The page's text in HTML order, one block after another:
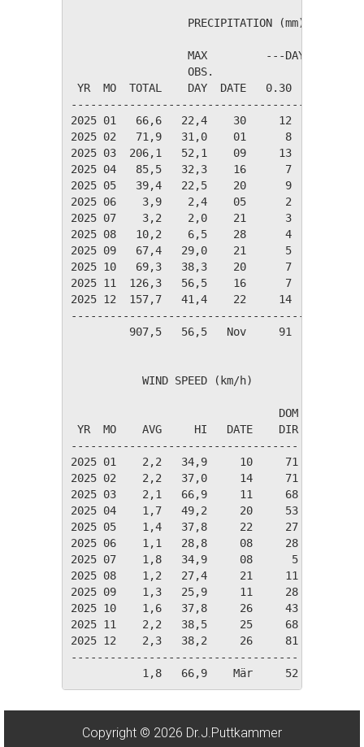
                  PRECIPITATION (mm)
MAX         ---DAYS OF
                  OBS.               OVER
YR  MO  TOTAL    DAY  DATE   0.30   3.00
2025 01   66,6   22,4    30     12      6
2025 02   71,9   31,0    01      8      5
2025 03  206,1   52,1    09     13      9
2025 04   85,5   32,3    16      7      6
2025 05   39,4   22,5    20      9      3
2025 06    3,9    2,4    05      2      0
2025 07    3,2    2,0    21      3      0
2025 08   10,2    6,5    28      4      1
2025 09   67,4   29,0    21      5      5
2025 10   69,3   38,3    20      7      4
2025 11  126,3   56,5    16      7      3
2025 12  157,7   41,4    22     14      8
907,5   56,5   Nov     91     50
           WIND SPEED (km/h)
                                DOM
YR  MO    AVG     HI   DATE    DIR
-----------------------------------
2025 01    2,2   34,9     10     71
2025 02    2,2   37,0     14     71
2025 03    2,1   66,9     11     68
2025 04    1,7   49,2     20     53
2025 05    1,4   37,8     22     27
2025 06    1,1   28,8     08     28
2025 07    1,8   34,9     08      5
2025 08    1,2   27,4     21     11
2025 09    1,3   25,9     11     28
2025 10    1,6   37,8     26     43
2025 11    2,2   38,5     25     68
2025 12    2,3   38,2     26     81
-----------------------------------
Copyright © 2026 Dr.J.Puttkammer